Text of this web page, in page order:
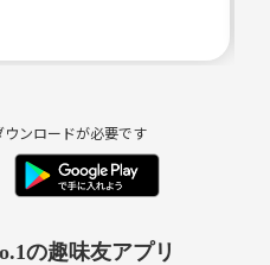
ンロードが必要です
の趣味友アプリ